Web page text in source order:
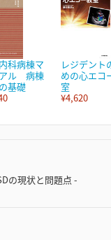
科病棟マ
ル 病棟
基礎
レジデント
めの心エコ
室
¥4,620
の現状と問題点 -